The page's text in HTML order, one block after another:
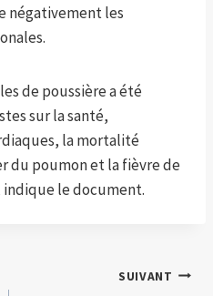
négativement les
de poussière a été
sur la santé,
la mortalité
du poumon et la fièvre de
indique le document.
SUIVANT